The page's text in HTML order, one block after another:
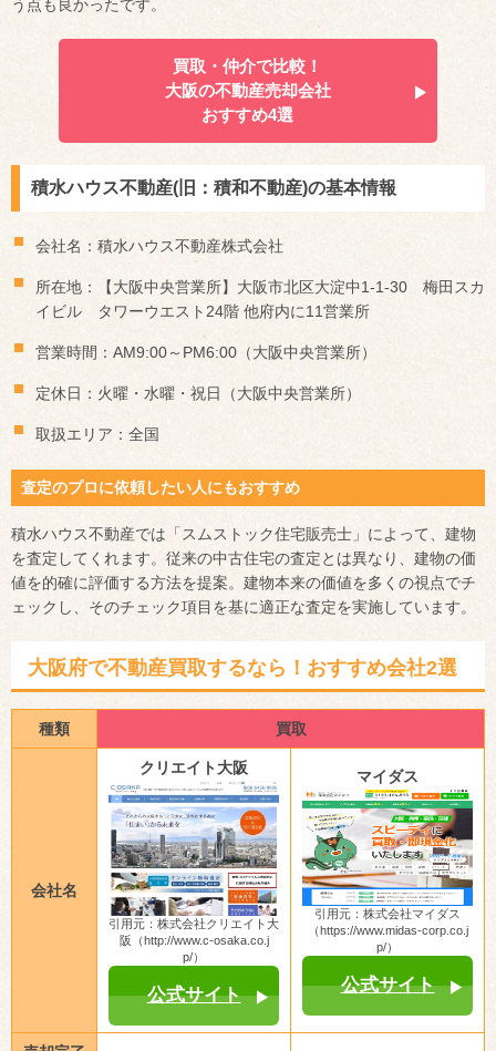
う点も良かったです。
買取・仲介で比較！
大阪の不動産売却会社
おすすめ4選
積水ハウス不動産(旧：積和不動産)の基本情報
会社名：積水ハウス不動産株式会社
所在地：【大阪中央営業所】大阪市北区大淀中1-1-30 梅田スカ
イビル タワーウエスト24階 他府内に11営業所
営業時間：AM9:00～PM6:00（大阪中央営業所）
定休日：火曜・水曜・祝日（大阪中央営業所）
取扱エリア：全国
査定のプロに依頼したい人にもおすすめ
積水ハウス不動産では「スムストック住宅販売士」によって、建物
を査定してくれます。従来の中古住宅の査定とは異なり、建物の価
値を的確に評価する方法を提案。建物本来の価値を多くの視点でチ
ェックし、そのチェック項目を基に適正な査定を実施しています。
大阪府で不動産買取するなら！おすすめ会社2選
種類 買取
会社名
クリエイト大阪
引用元：株式会社クリエイト大
阪（http://www.c-osaka.co.j
p/）
公式サイト
マイダス
引用元：株式会社マイダス
（https://www.midas-corp.co.j
p/）
公式サイト